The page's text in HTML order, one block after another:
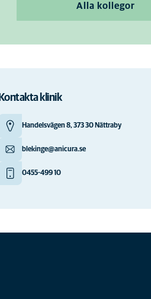
Alla kollegor
Kontakta klinik
Handelsvägen 8, 373 30 Nättraby
blekinge@anicura.se
0455-499 10